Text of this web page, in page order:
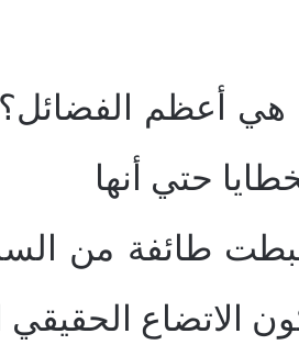
هي أعظم الفضائل؟
حتي أنها
طائفة من
الاتضاع الحقيقي